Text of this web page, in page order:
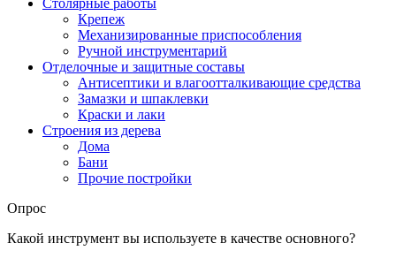
Столярные работы
Крепеж
Механизированные приспособления
Ручной инструментарий
Отделочные и защитные составы
Антисептики и влагоотталкивающие средства
Замазки и шпаклевки
Краски и лаки
Строения из дерева
Дома
Бани
Прочие постройки
Опрос
Какой инструмент вы используете в качестве основного?